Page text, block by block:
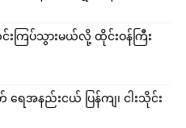
ကြပ်သွားမယ်လို့ ထိုင်းဝန်ကြီး
ေအနည်းငယ် ပြန်ကျ၊ ငါးသိုင်း